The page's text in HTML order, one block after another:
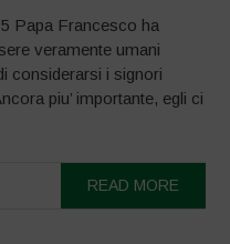
Papa Francesco ha
veramente umani
considerarsi i signori
piu’ importante, egli ci
READ MORE